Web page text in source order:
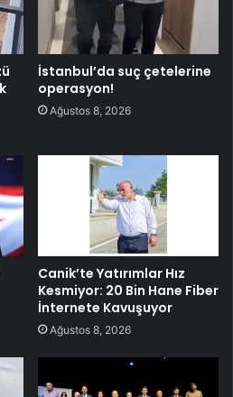
İstanbul’da suç çetelerine
operasyon!
Ağustos 8, 2026
Canik’te Yatırımlar Hız
Kesmiyor: 20 Bin Hane Fiber
İnternete Kavuşuyor
Ağustos 8, 2026